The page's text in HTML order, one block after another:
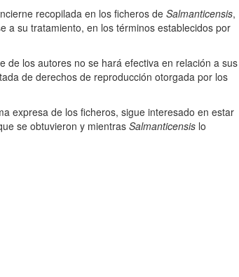
recopilada en los ficheros de Salmanticensis,
a su tratamiento, en los términos establecidos por
de los autores no se hará efectiva en relación a sus
de derechos de reproducción otorgada por los
expresa de los ficheros, sigue interesado en estar
se obtuvieron y mientras Salmanticensis lo